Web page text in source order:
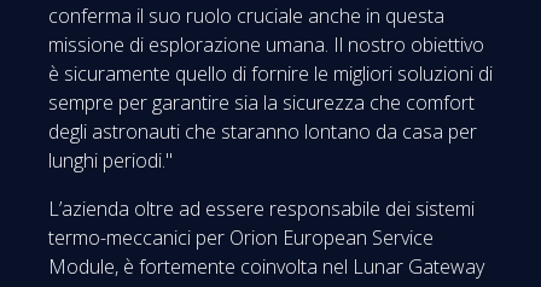
conferma il suo ruolo cruciale anche in questa
missione di esplorazione umana. Il nostro obiettivo
è sicuramente quello di fornire le migliori soluzioni di
sempre per garantire sia la sicurezza che comfort
degli astronauti che staranno lontano da casa per
lunghi periodi."
L’azienda oltre ad essere responsabile dei sistemi
termo-meccanici per Orion European Service
Module, è fortemente coinvolta nel Lunar Gateway